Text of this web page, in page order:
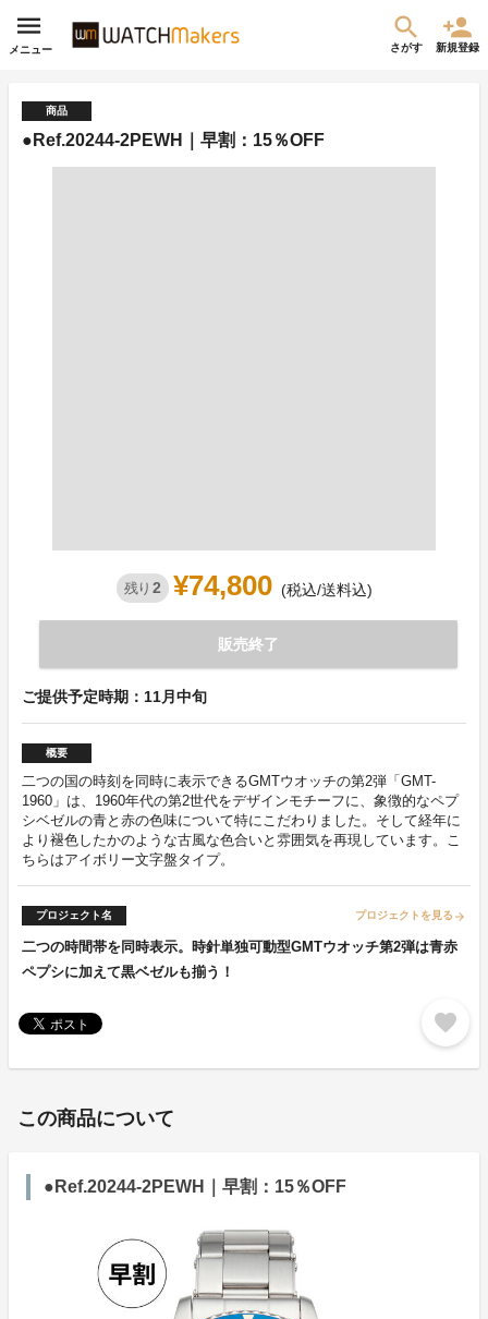
メニュー さがす 新規登録
商品
●Ref.20244-2PEWH｜早割：15％OFF
残り 2 ¥74,800 (税込/送料込)
販売終了
ご提供予定時期：11月中旬
概要
二つの国の時刻を同時に表示できるGMTウオッチの第2弾「GMT-
1960」は、1960年代の第2世代をデザインモチーフに、象徴的なペプ
シベゼルの青と赤の色味について特にこだわりました。そして経年に
より褪色したかのような古風な色合いと雰囲気を再現しています。こ
ちらはアイボリー文字盤タイプ。
プロジェクト名 プロジェクトを見る arrow_forward
二つの時間帯を同時表示。時針単独可動型GMTウオッチ第2弾は青赤
ペプシに加えて黒ベゼルも揃う！
favorite
この商品について
●Ref.20244-2PEWH｜早割：15％OFF